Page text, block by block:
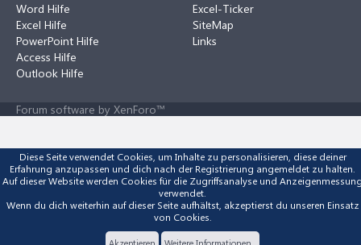
Word Hilfe
Excel Hilfe
PowerPoint Hilfe
Access Hilfe
Outlook Hilfe
Excel-Ticker
SiteMap
Links
Forum software by XenForo™
Diese Seite verwendet Cookies, um Inhalte zu personalisieren, diese deiner
Erfahrung anzupassen und dich nach der Registrierung angemeldet zu halten.
Auf dieser Website werden Cookies für die Zugriffsanalyse und
verwendet.
Wenn du dich weiterhin auf dieser Seite aufhältst, akzeptierst du unseren Einsatz
von Cookies.